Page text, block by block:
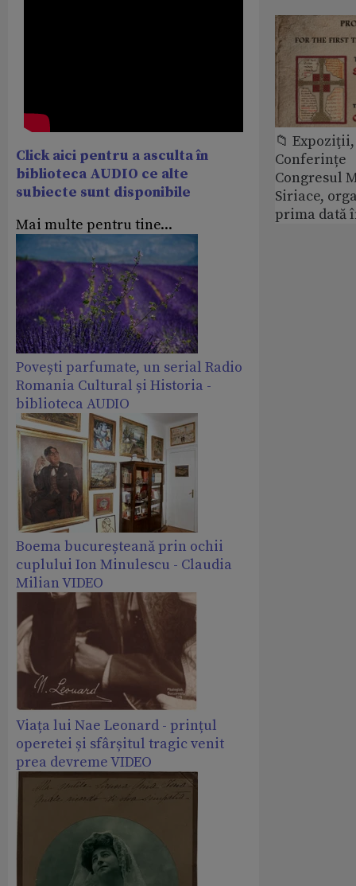
Click aici pentru a asculta în
biblioteca AUDIO ce alte
subiecte sunt disponibile
Mai multe pentru tine...
Povești parfumate, un serial Radio
Romania Cultural și Historia -
biblioteca AUDIO
Boema bucureșteană prin ochii
cuplului Ion Minulescu - Claudia
Milian VIDEO
Viața lui Nae Leonard - prințul
operetei și sfârșitul tragic venit
prea devreme VIDEO
📁
Conferințe
Congresul
Siriace,
prima dată